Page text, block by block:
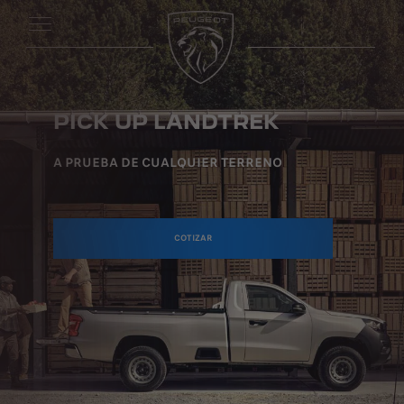
PICK UP LANDTREK
A PRUEBA DE CUALQUIER TERRENO
COTIZAR